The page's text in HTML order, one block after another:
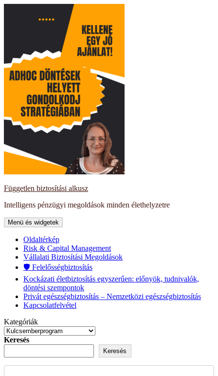
Független biztosítási alkusz
Intelligens pénzügyi megoldások minden élethelyzetre
Menü és widgetek
Oldaltérkép
Risk & Capital Management
Vállalati Biztosítási Megoldások
🛡️ Felelősségbiztosítás
Kockázati életbiztosítás egyszerűen: előnyök, tudnivalók,
döntési szempontok
Privát egészségbiztosítás – Nemzetközi egészségbiztosítás
Kapcsolatfelvétel
Kategóriák
Keresés
Keresés